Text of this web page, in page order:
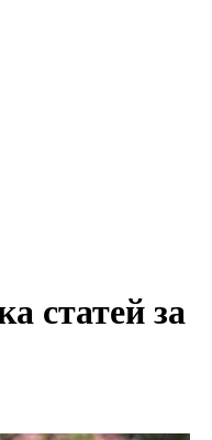
статей за